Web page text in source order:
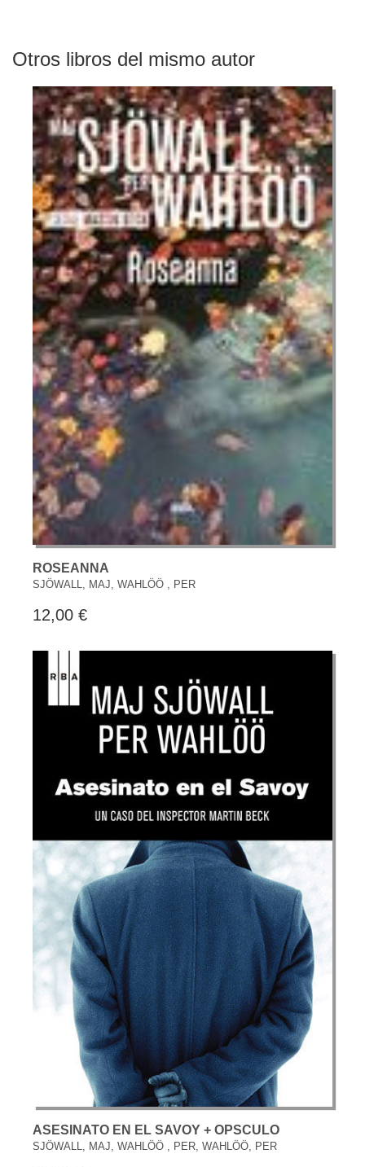
Otros libros del mismo autor
ROSEANNA
SJÖWALL, MAJ, WAHLÖÖ , PER
12,00 €
ASESINATO EN EL SAVOY + OPSCULO
SJÖWALL, MAJ, WAHLÖÖ , PER, WAHLÖÖ, PER